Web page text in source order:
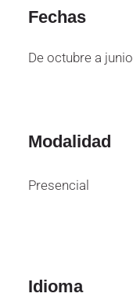
Fechas
De octubre a junio
Modalidad
Presencial
Idioma